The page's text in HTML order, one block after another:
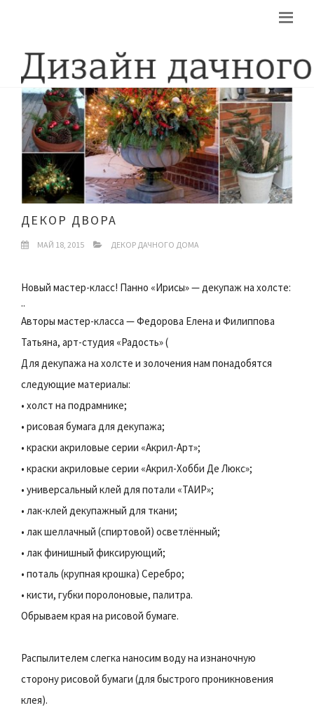
ДЕКОР ДВОРА
МАЙ 18, 2015 ДЕКОР ДАЧНОГО ДОМА
Новый мастер-класс! Панно «Ирисы» — декупаж на холсте:
..
Авторы мастер-класса — Федорова Елена и Филиппова
Татьяна, арт-студия «Радость» (
Для декупажа на холсте и золочения нам понадобятся
следующие материалы:
• холст на подрамнике;
• рисовая бумага для декупажа;
• краски акриловые серии «Акрил-Арт»;
• краски акриловые серии «Акрил-Хобби Де Люкс»;
• универсальный клей для потали «ТАИР»;
• лак-клей декупажный для ткани;
• лак шеллачный (спиртовой) осветлённый;
• лак финишный фиксирующий;
• поталь (крупная крошка) Серебро;
• кисти, губки поролоновые, палитра.
Обрываем края на рисовой бумаге.
Распылителем слегка наносим воду на изнаночную
сторону рисовой бумаги (для быстрого проникновения
клея).